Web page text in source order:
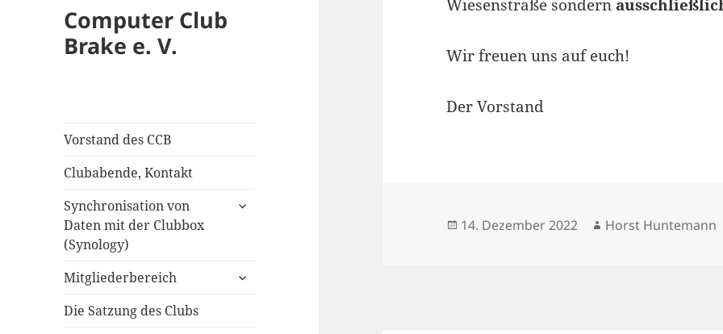
Computer Club
Brake e. V.
Vorstand des CCB
Clubabende, Kontakt
Synchronisation von
Daten mit der Clubbox
(Synology)
untermenü
Mitgliederbereich
untermenü
Die Satzung des Clubs
Wiesenstraße sondern
Wir freuen uns auf euch!
Der Vorstand
Veröffentlicht
14. Dezember 2022 Autor
Horst Huntemann